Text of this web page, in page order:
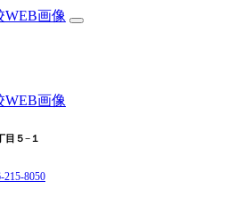
目５−１
8050